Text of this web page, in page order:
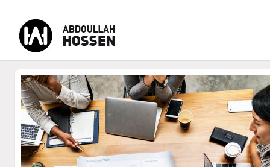
MENU Accueil - CV Abdoullah Hossen - Formateur Digital -